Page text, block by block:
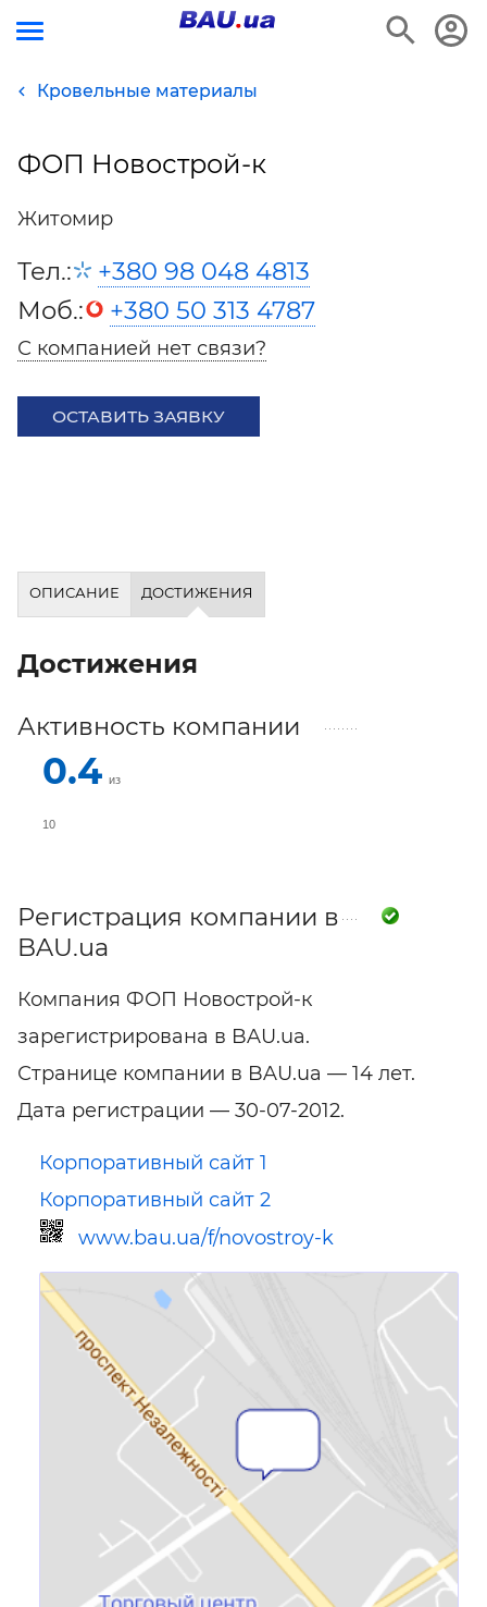
Кровельные материалы
ФОП Новострой-к
Житомир
Тел.:
+380 98 048 4813
Моб.:
+380 50 313 4787
С компанией нет связи?
ОСТАВИТЬ ЗАЯВКУ
ОПИСАНИЕ ДОСТИЖЕНИЯ
Достижения
Активность компании
0.4 из
10
Регистрация компании в
BAU.ua
Компания ФОП Новострой-к
зарегистрирована в BAU.ua.
Странице компании в BAU.ua — 14 лет.
Дата регистрации — 30-07-2012.
Корпоративный сайт 1
Корпоративный сайт 2
www.bau.ua/f/novostroy-k
Ссылка для мобильных устройств